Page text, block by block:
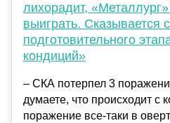
лихорадит,
выиграть. Сказывается
подготовительного
кондиций»
– СКА потерпел 3
думаете, что происходит с
поражение все-таки в